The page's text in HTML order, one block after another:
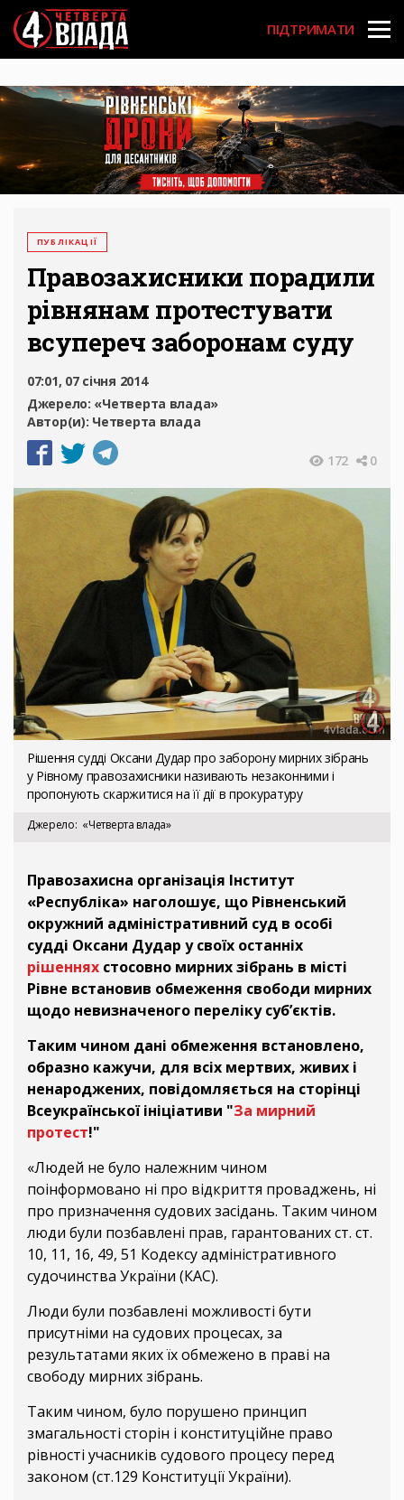
Перейти
до
основного
вмісту
User
account
menu
ПІДТРИМАТИ
ПУБЛІКАЦІЇ
Правозахисники порадили
рівнянам протестувати
всупереч заборонам суду
07:01, 07 січня 2014
Джерело: «Четверта влада»
Автор(и): Четверта влада
172 0
Рішення судді Оксани Дудар про заборону мирних зібрань
у Рівному правозахисники називають незаконними і
пропонують скаржитися на її дії в прокуратуру
Джерело «Четверта влада»
Правозахисна організація Інститут
«Республіка» наголошує, що Рівненський
окружний адміністративний суд в особі
судді Оксани Дудар у своїх останніх
рішеннях стосовно мирних зібрань в місті
Рівне встановив обмеження свободи мирних
щодо невизначеного переліку суб’єктів.
Таким чином дані обмеження встановлено,
образно кажучи, для всіх мертвих, живих і
ненароджених, повідомляється на сторінці
Всеукраїнської ініціативи "За мирний
протест!"
«Людей не було належним чином
поінформовано ні про відкриття проваджень, ні
про призначення судових засідань. Таким чином
люди були позбавлені прав, гарантованих ст. ст.
10, 11, 16, 49, 51 Кодексу адміністративного
судочинства України (КАС).
Люди були позбавлені можливості бути
присутніми на судових процесах, за
результатами яких їх обмежено в праві на
свободу мирних зібрань.
Таким чином, було порушено принцип
змагальності сторін і конституційне право
рівності учасників судового процесу перед
законом (ст.129 Конституції України).